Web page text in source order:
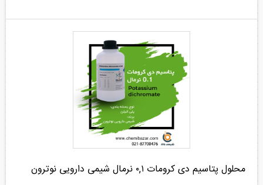
محلول پتاسیم دی کرومات ۰,۱ نرمال شیمی دارویی نوترون